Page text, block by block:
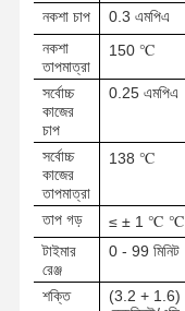
নকশা চাপ
0.3 এমপিএ
নকশা
তাপমাত্রা
150 ℃
সর্বোচ্চ
কাজের
চাপ
0.25 এমপিএ
সর্বোচ্চ
কাজের
তাপমাত্রা
138 ℃
তাপ গড় ≤ ± 1 ℃ ℃
টাইমার
রেঞ্জ
0 - 99 মিনিট
শক্তি
(3.2 + 1.6)